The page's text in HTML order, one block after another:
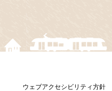
ウェブアクセシビリティ方針